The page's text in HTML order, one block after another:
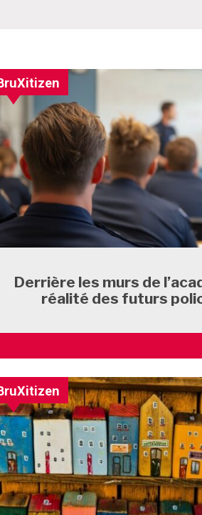
Derrière les murs de
réalité des futurs